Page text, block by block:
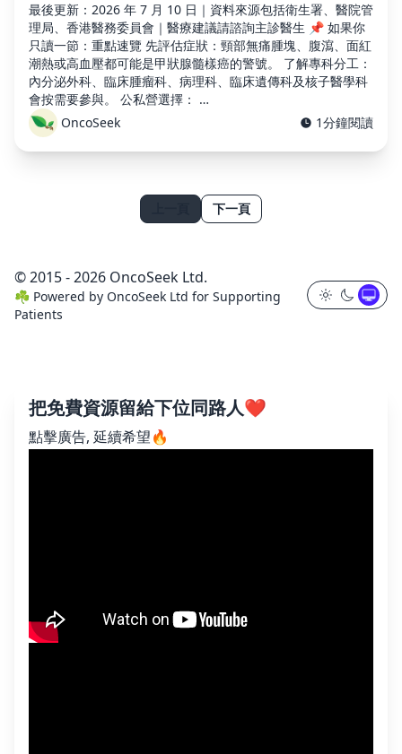
最後更新：2026 年 7 月 10 日｜資料來源包括衛生署、醫院管
理局、香港醫務委員會｜醫療建議請諮詢主診醫生 📌 如果你
只讀一節：重點速覽 先評估症狀：頸部無痛腫塊、腹瀉、面紅
潮熱或高血壓都可能是甲狀腺髓樣癌的警號。 了解專科分工：
內分泌外科、臨床腫瘤科、病理科、臨床遺傳科及核子醫學科
會按需要參與。 公私營選擇： …
OncoSeek
1分鐘閱讀
下一頁
© 2015 - 2026 OncoSeek Ltd.
☘️ Powered by OncoSeek Ltd for Supporting
Patients
把免費資源留給下位同路人❤️
點擊廣告, 延續希望🔥